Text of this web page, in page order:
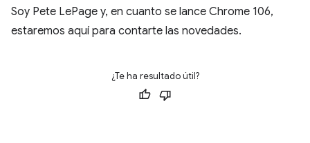
Soy Pete LePage y, en cuanto se lance Chrome 106,
estaremos aquí para contarte las novedades.
¿Te ha resultado útil?